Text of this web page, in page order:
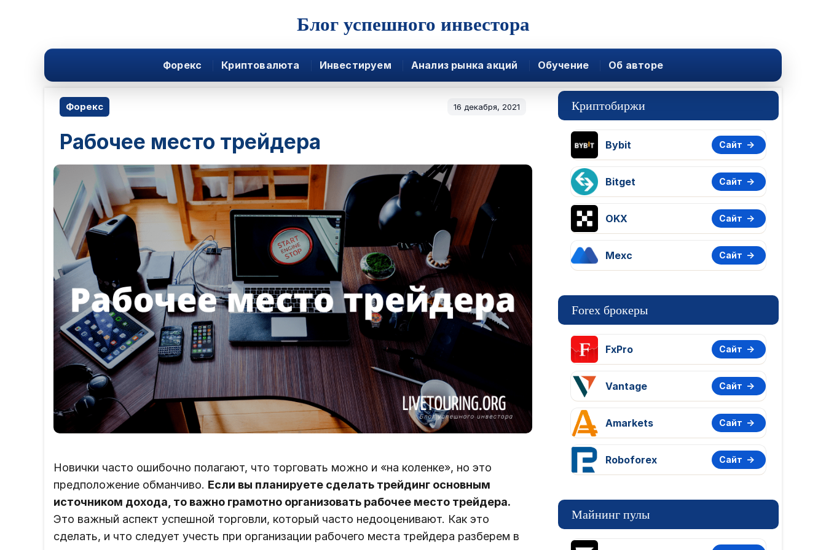
Блог успешного инвестора
Форекс Криптовалюта Инвестируем Анализ рынка акций Обучение Об авторе
Форекс 16 декабря, 2021
Рабочее место трейдера
Новички часто ошибочно полагают, что торговать можно и «на коленке», но это
предположение обманчиво. Если вы планируете сделать трейдинг основным
источником дохода, то важно грамотно организовать рабочее место трейдера.
Это важный аспект успешной торговли, который часто недооценивают. Как это
сделать, и что следует учесть при организации рабочего места трейдера разберем в
Криптобиржи
Bybit Сайт
Bitget Сайт
OKX Сайт
Mexc Сайт
Forex брокеры
FxPro Сайт
Vantage Сайт
Amarkets Сайт
Roboforex Сайт
Майнинг пулы